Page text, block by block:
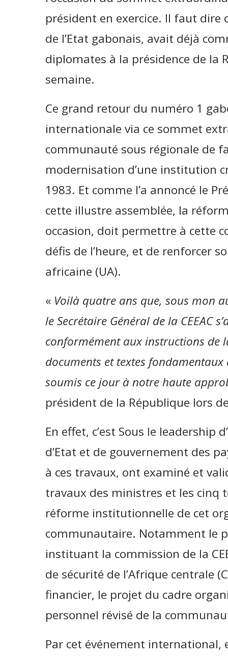
président en exercice. Il faut
de l’Etat gabonais, avait déjà
diplomates à la présidence de la
semaine.
Ce grand retour du numéro 1
internationale via ce sommet
communauté sous régionale de
modernisation d’une institution
1983. Et comme l’a annoncé le
cette illustre assemblée, la
occasion, doit permettre à cette
défis de l’heure, et de renforcer
africaine (UA).
«Voilà quatre ans que, sous mon
le Secrétaire Général de la CEEAC
conformément aux instructions de
documents et textes
soumis ce jour à notre haute
président de la République lors
En effet, c’est Sous le leadership
d’Etat et de gouvernement des
à ces travaux, ont examiné et
travaux des ministres et les
réforme institutionnelle de cet
communautaire. Notamment le
instituant la commission de la
de sécurité de l’Afrique centrale
financier, le projet du cadre
personnel révisé de la
Par cet événement international,